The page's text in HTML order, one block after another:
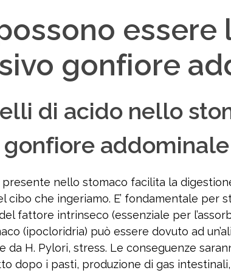
essere
gonfiore
di acido nello
gonfiore addominale
presente nello stomaco facilita la
cibo che ingeriamo. E’ fondamentale per
fattore intrinseco (essenziale per
(ipocloridria) può essere dovuto ad
da H. Pylori, stress. Le conseguenze
dopo i pasti, produzione di gas